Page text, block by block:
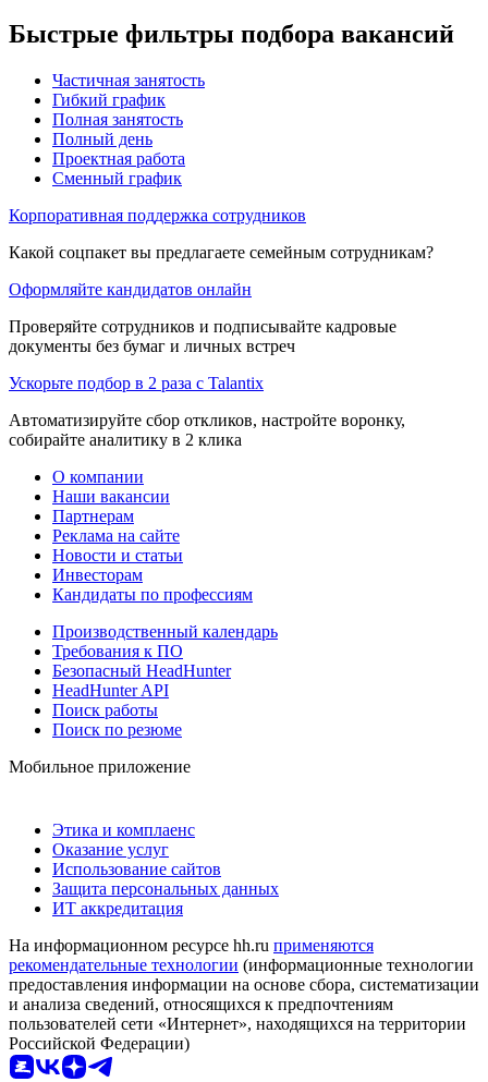
Быстрые фильтры подбора вакансий
Частичная занятость
Гибкий график
Полная занятость
Полный день
Проектная работа
Сменный график
Корпоративная поддержка сотрудников
Какой соцпакет вы предлагаете семейным сотрудникам?
Оформляйте кандидатов онлайн
Проверяйте сотрудников и подписывайте кадровые
документы без бумаг и личных встреч
Ускорьте подбор в 2 раза с Talantix
Автоматизируйте сбор откликов, настройте воронку,
собирайте аналитику в 2 клика
О компании
Наши вакансии
Партнерам
Реклама на сайте
Новости и статьи
Инвесторам
Кандидаты по профессиям
Производственный календарь
Требования к ПО
Безопасный HeadHunter
HeadHunter API
Поиск работы
Поиск по резюме
Мобильное приложение
Этика и комплаенс
Оказание услуг
Использование сайтов
Защита персональных данных
ИТ аккредитация
На информационном ресурсе hh.ru применяются
рекомендательные технологии (информационные технологии
предоставления информации на основе сбора, систематизации
и анализа сведений, относящихся к предпочтениям
пользователей сети «Интернет», находящихся на территории
Российской Федерации)